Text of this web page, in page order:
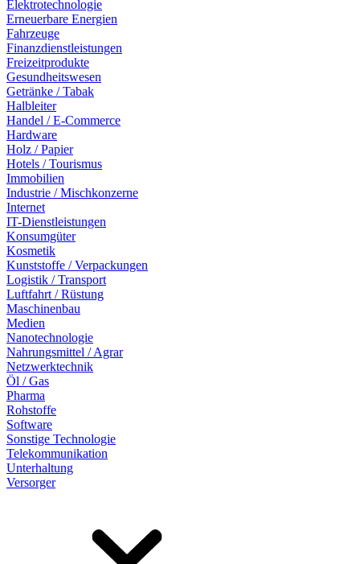
Elektrotechnologie
Erneuerbare Energien
Fahrzeuge
Finanzdienstleistungen
Freizeitprodukte
Gesundheitswesen
Getränke / Tabak
Halbleiter
Handel / E-Commerce
Hardware
Holz / Papier
Hotels / Tourismus
Immobilien
Industrie / Mischkonzerne
Internet
IT-Dienstleistungen
Konsumgüter
Kosmetik
Kunststoffe / Verpackungen
Logistik / Transport
Luftfahrt / Rüstung
Maschinenbau
Medien
Nanotechnologie
Nahrungsmittel / Agrar
Netzwerktechnik
Öl / Gas
Pharma
Rohstoffe
Software
Sonstige Technologie
Telekommunikation
Unterhaltung
Versorger